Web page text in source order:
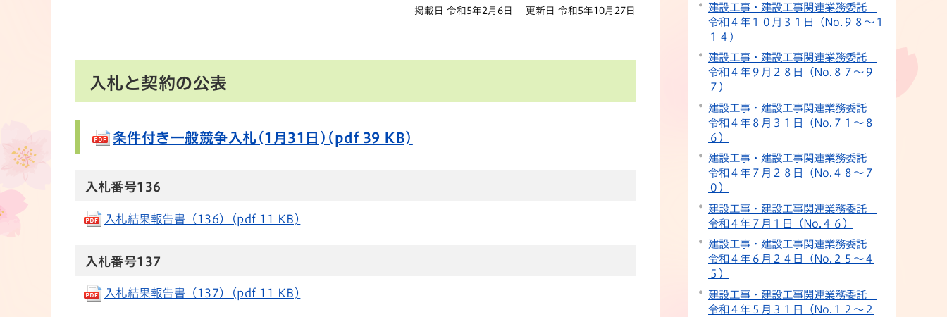
掲載日 令和5年2月6日 更新日 令和5年10月27日
入札と契約の公表
条件付き一般競争入札(1月31日)(pdf 39 KB)
入札番号136
入札結果報告書（136）(pdf 11 KB)
入札番号137
入札結果報告書（137）(pdf 11 KB)
建設工事・建設工事関連業務委託
令和４年１０月３１日（No.９８〜１
１４）
建設工事・建設工事関連業務委託
令和４年９月２８日（No.８７〜９
７）
建設工事・建設工事関連業務委託
令和４年８月３１日（No.７１〜８
６）
建設工事・建設工事関連業務委託
令和４年７月２８日（No.４８〜７
０）
建設工事・建設工事関連業務委託
令和４年７月１日（No.４６）
建設工事・建設工事関連業務委託
令和４年６月２４日（No.２５〜４
５）
建設工事・建設工事関連業務委託
令和４年５月３１日（No.１２〜２